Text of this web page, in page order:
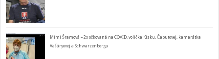
Mimi Šramová – 2x očkovaná na COVID, volička Kisku, Čaputovej, kamarátka
Vašáryovej a Schwarzenberga